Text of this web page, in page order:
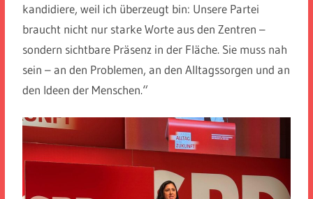
kandidiere, weil ich überzeugt bin: Unsere Partei
braucht nicht nur starke Worte aus den Zentren –
sondern sichtbare Präsenz in der Fläche. Sie muss nah
sein – an den Problemen, an den Alltagssorgen und an
den Ideen der Menschen.“